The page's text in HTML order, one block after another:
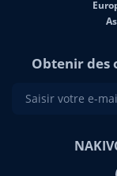
Obtenir des